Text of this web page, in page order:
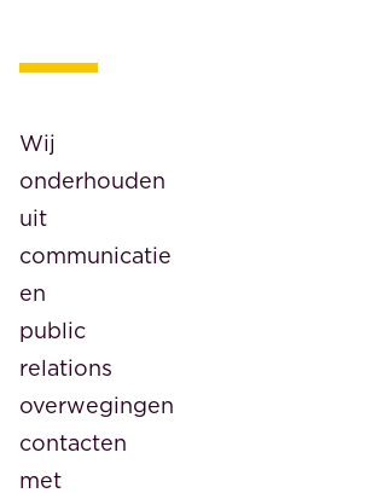
Wij
onderhouden
uit
communicatie
en
public
relations
overwegingen
contacten
met